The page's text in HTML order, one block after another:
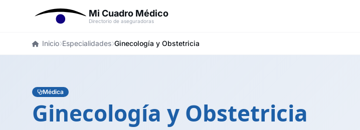
Mi Cuadro Médico
Directorio de aseguradoras
Inicio Especialidades Ginecología y Obstetricia
Médica
Ginecología y Obstetricia